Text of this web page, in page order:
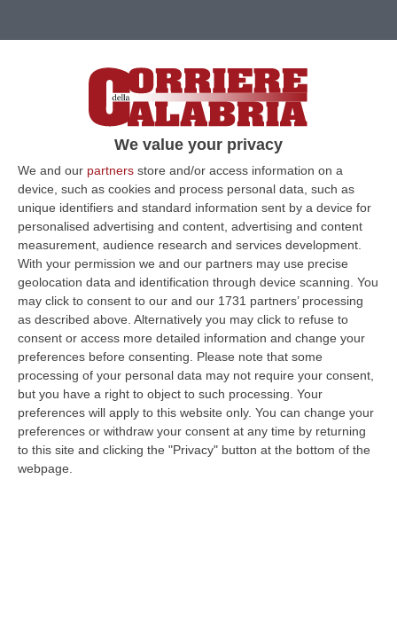
We value your privacy
We and our partners store and/or access information on a
device, such as cookies and process personal data, such as
unique identifiers and standard information sent by a device for
personalised advertising and content, advertising and content
measurement, audience research and services development.
With your permission we and our partners may use precise
geolocation data and identification through device scanning. You
may click to consent to our and our 1731 partners’ processing
as described above. Alternatively you may click to refuse to
consent or access more detailed information and change your
preferences before consenting.
Please note that some
processing of your personal data may not require your consent,
but you have a right to object to such processing. Your
preferences will apply to this website only. You can change your
preferences or withdraw your consent at any time by returning
to this site and clicking the "Privacy" button at the bottom of the
webpage.
Per Santelli un ex prefetto come capo di
Gabinetto e staff a "trazione" cosentina
Dopo la nomina a sorpresa di Ultimo filtrano
le prime indiscrezioni sul prossimo “cerchio
magico” della presidente. Raffaele
Cannizzaro verso il rito…
Pubblicato il: 18/02/20 – 18:11